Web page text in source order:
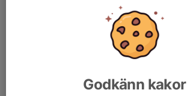
Godkänn kakor